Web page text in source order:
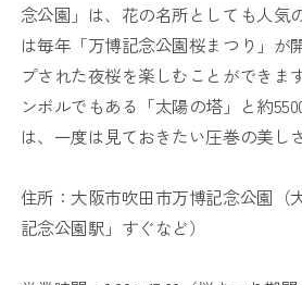
念公園」は、花の名所としても人気
は毎年「万博記念公園桜まつり」が
プされた夜桜を楽しむことができま
ンボルでもある「太陽の塔」と約
は、一度は見ておきたい圧巻の美し
住所：大阪市吹田市万博記念公園（
記念公園駅」すぐなど）